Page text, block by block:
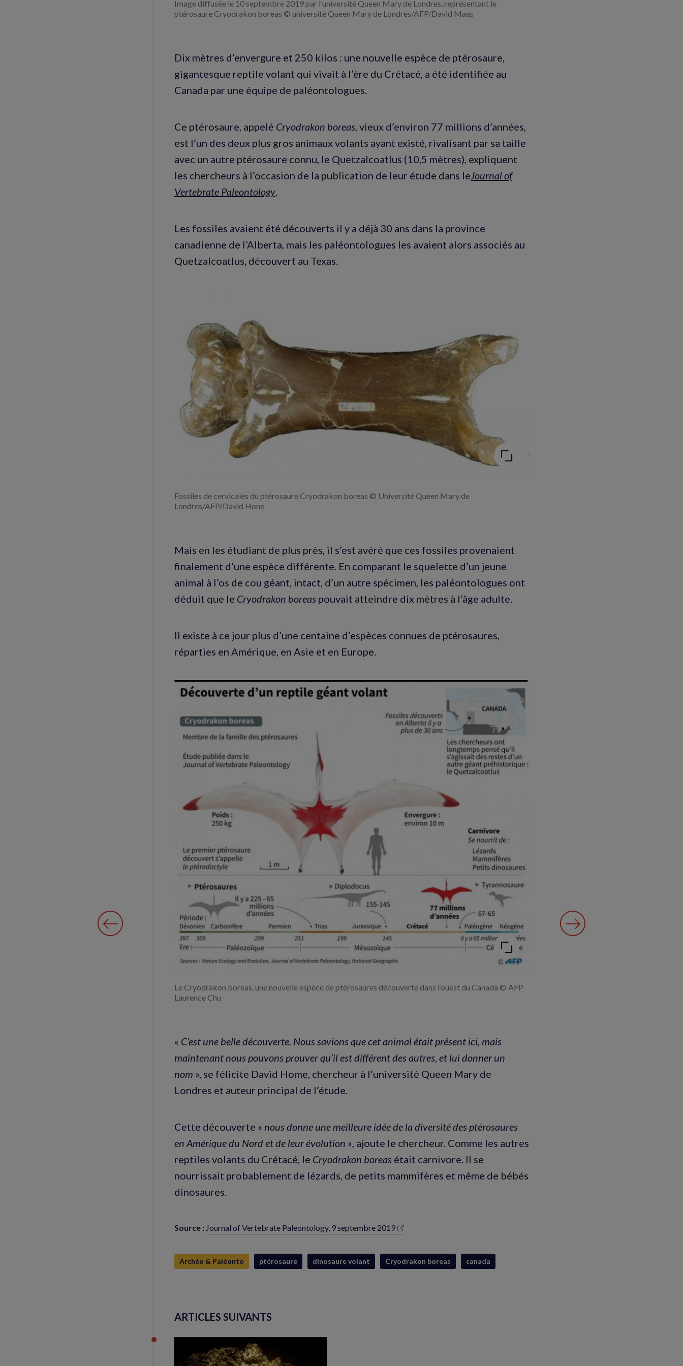
Image diffusée le 10 septembre 2019 par l’université Queen Mary de Londres, représentant le
ptérosaure Cryodrakon boreas © université Queen Mary de Londres/AFP/David Maas
Dix mètres d’envergure et 250 kilos : une nouvelle espèce de ptérosaure,
gigantesque reptile volant qui vivait à l’ère du Crétacé, a été identifiée au
Canada par une équipe de paléontologues.
Ce ptérosaure, appelé Cryodrakon boreas, vieux d’environ 77 millions d’années,
est l’un des deux plus gros animaux volants ayant existé, rivalisant par sa taille
avec un autre ptérosaure connu, le Quetzalcoatlus (10,5 mètres), expliquent
les chercheurs à l’occasion de la publication de leur étude dans leJournal of
Vertebrate Paleontology.
Les fossiles avaient été découverts il y a déjà 30 ans dans la province
canadienne de l’Alberta, mais les paléontologues les avaient alors associés au
Quetzalcoatlus, découvert au Texas.
Agrandir
Fossiles de cervicales du ptérosaure Cryodrakon boreas © Université Queen Mary de
Londres/AFP/David Hone
Mais en les étudiant de plus près, il s’est avéré que ces fossiles provenaient
finalement d’une espèce différente. En comparant le squelette d’un jeune
animal à l’os de cou géant, intact, d’un autre spécimen, les paléontologues ont
déduit que le Cryodrakon boreas pouvait atteindre dix mètres à l’âge adulte.
Il existe à ce jour plus d’une centaine d’espèces connues de ptérosaures,
réparties en Amérique, en Asie et en Europe.
Agrandir
l'image
Le Cryodrakon boreas, une nouvelle espèce de ptérosaures découverte dans l’ouest du Canada © AFP
Laurence Chu
« C’est une belle découverte. Nous savions que cet animal était présent ici, mais
maintenant nous pouvons prouver qu’il est différent des autres, et lui donner un
nom », se félicite David Home, chercheur à l’université Queen Mary de
Londres et auteur principal de l’étude.
Cette découverte « nous donne une meilleure idée de la diversité des ptérosaures
en Amérique du Nord et de leur évolution » , ajoute le chercheur. Comme les autres
reptiles volants du Crétacé, le Cryodrakon boreas était carnivore. Il se
nourrissait probablement de lézards, de petits mammifères et même de bébés
dinosaures.
Source : Journal of Vertebrate Paleontology, 9 septembre 2019
(nouvelle
Archéo & Paléonto ptérosaure dinosaure volant Cryodrakon boreas canada
ARTICLES SUIVANTS